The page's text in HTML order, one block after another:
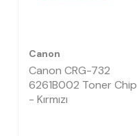
Canon
Canon CRG-732
6261B002 Toner Chip
- Kırmızı